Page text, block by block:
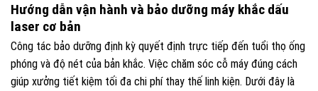
Hướng dẫn vận hành và bảo dưỡng máy khắc dấu
laser cơ bản
Công tác bảo dưỡng định kỳ quyết định trực tiếp đến tuổi thọ ống
phóng và độ nét của bản khắc. Việc chăm sóc cỗ máy đúng cách
giúp xưởng tiết kiệm tối đa chi phí thay thế linh kiện. Dưới đây là